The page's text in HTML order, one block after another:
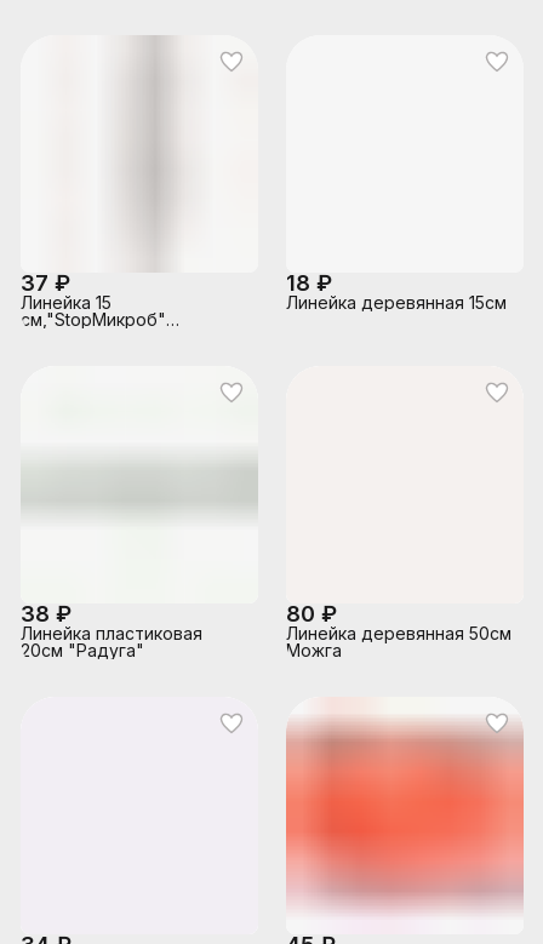
37 ₽
Линейка 15
см,"StopМикроб"
18 ₽
Линейка деревянная 15см
38 ₽
Линейка пластиковая
20см "Радуга"
80 ₽
Линейка деревянная 50см
Можга